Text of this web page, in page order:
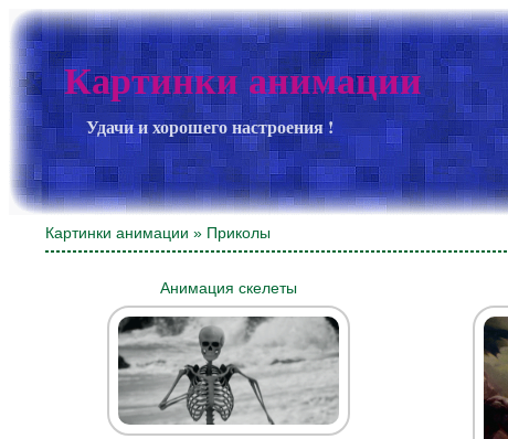
Картинки анимации
Удачи и хорошего настроения !
Картинки анимации » Приколы
Анимация скелеты